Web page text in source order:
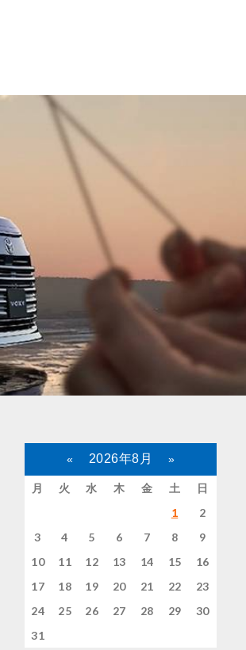
« 2026年8月 »
月 火 水 木 金 土
日
1
2
3
4 5 6 7 8
9
10
11 12 13 14 15
16
17
18 19 20 21 22
23
24
25 26 27 28 29
30
31